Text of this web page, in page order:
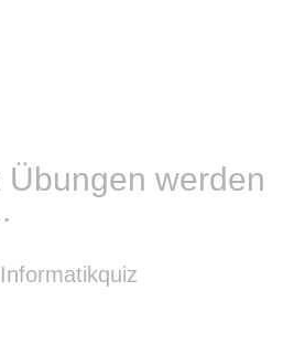
Übungen werden
Informatikquiz